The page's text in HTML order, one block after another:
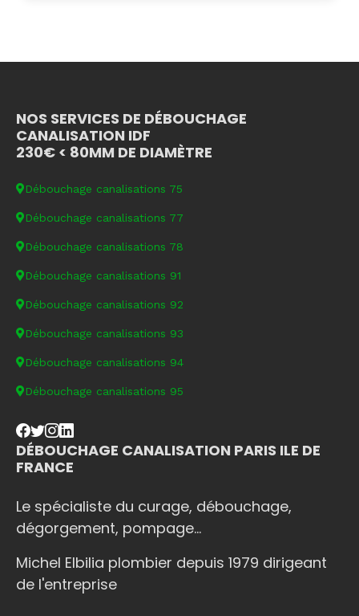
NOS SERVICES DE DÉBOUCHAGE
CANALISATION IDF
230€ < 80MM DE DIAMÈTRE
Débouchage canalisations 75
Débouchage canalisations 77
Débouchage canalisations 78
Débouchage canalisations 91
Débouchage canalisations 92
Débouchage canalisations 93
Débouchage canalisations 94
Débouchage canalisations 95
DÉBOUCHAGE CANALISATION PARIS ILE DE
FRANCE
Le spécialiste du curage, débouchage,
dégorgement, pompage...
Michel Elbilia plombier depuis 1979 dirigeant
de l'entreprise